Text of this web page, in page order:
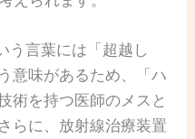
う言葉には「超越し
意味があるため、「ハ
術を持つ医師のメスと
らに、放射線治療装置